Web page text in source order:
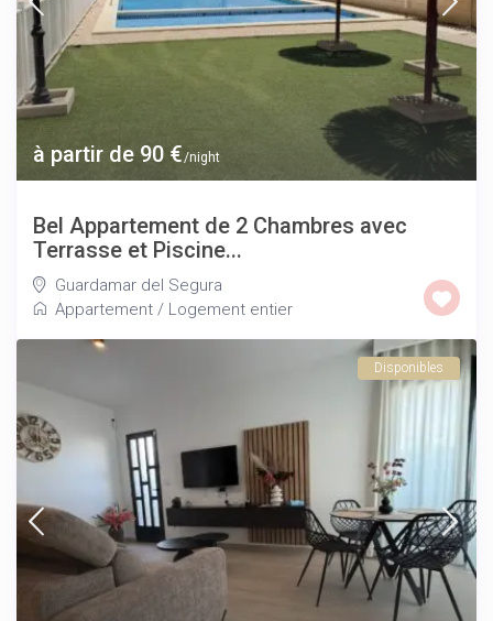
à partir de 90 €/night
Bel Appartement de 2 Chambres avec
Terrasse et Piscine...
Guardamar del Segura
Appartement / Logement entier
Disponibles